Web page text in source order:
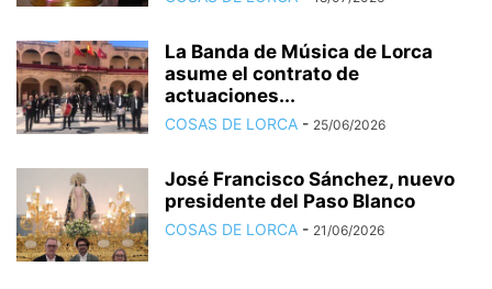
La Banda de Música de Lorca
asume el contrato de
actuaciones...
COSAS DE LORCA - 25/06/2026
José Francisco Sánchez, nuevo
presidente del Paso Blanco
COSAS DE LORCA - 21/06/2026